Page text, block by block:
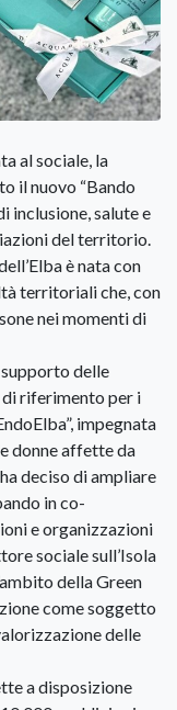
al sociale, la
il nuovo “Bando
inclusione, salute e
del territorio.
è nata con
territoriali che, con
nei momenti di
supporto delle
di riferimento per i
impegnata
donne affette da
deciso di ampliare
in co-
e organizzazioni
sociale sull’Isola
della Green
come soggetto
delle
a disposizione